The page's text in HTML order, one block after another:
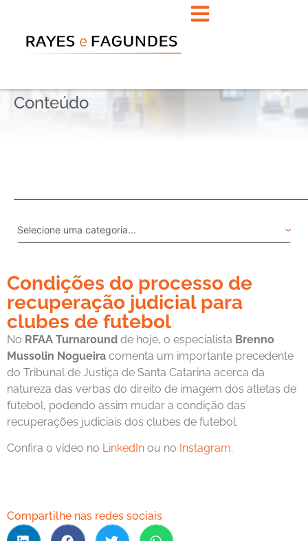
Conteúdo
Condições do processo de
recuperação judicial para
clubes de futebol
No RFAA Turnaround de hoje, o especialista Brenno
Mussolin Nogueira comenta um importante precedente
do Tribunal de Justiça de Santa Catarina acerca da
natureza das verbas do direito de imagem dos atletas de
futebol, podendo assim mudar a condição das
recuperações judiciais dos clubes de futebol.
Confira o vídeo no LinkedIn ou no Instagram.
Compartilhe nas redes sociais